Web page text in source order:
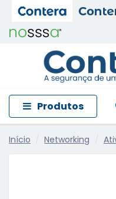
Produtos
Início Networking